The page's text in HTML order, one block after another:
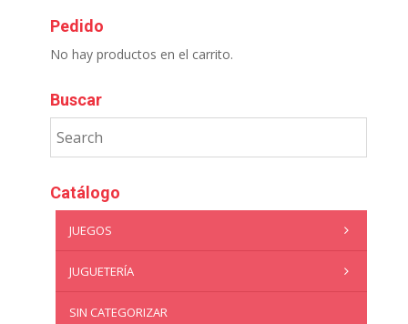
Pedido
No hay productos en el carrito.
Buscar
Catálogo
JUEGOS
JUGUETERÍA
SIN CATEGORIZAR